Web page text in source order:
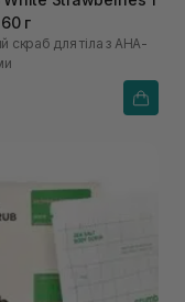
г
скраб для тіла з AHA-